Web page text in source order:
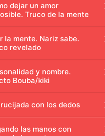
dejar un amor
Truco de la mente
la mente. Nariz sabe.
revelado
y nombre.
Bouba/kiki
con los dedos
las manos con